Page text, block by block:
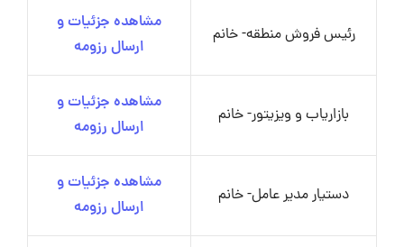
رئیس فروش منطقه- خانم
مشاهده جزئیات و
ارسال رزومه
بازاریاب و ویزیتور- خانم
مشاهده جزئیات و
ارسال رزومه
دستیار مدیر عامل- خانم
مشاهده جزئیات و
ارسال رزومه